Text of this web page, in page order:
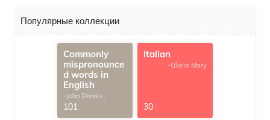
Популярные коллекции
Commonly
mispronounce
d words in
English
-John Dennis
G.Thomas
101
Italian
-Gloria Mary
30